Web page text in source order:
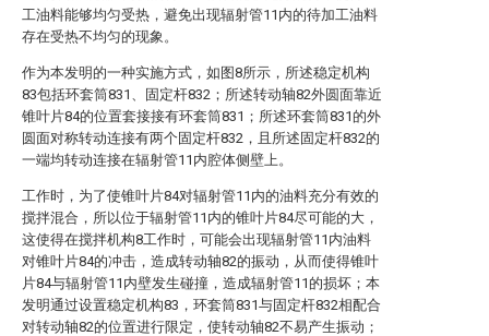
工油料能够均匀受热，避免出现辐射管11内的待加工油料
存在受热不均匀的现象。
作为本发明的一种实施方式，如图8所示，所述稳定机构
83包括环套筒831、固定杆832；所述转动轴82外圆面靠近
锥叶片84的位置套接接有环套筒831；所述环套筒831的外
圆面对称转动连接有两个固定杆832，且所述固定杆832的
一端均转动连接在辐射管11内腔体侧壁上。
工作时，为了使锥叶片84对辐射管11内的油料充分有效的
搅拌混合，所以位于辐射管11内的锥叶片84尽可能的大，
这使得在搅拌机构8工作时，可能会出现辐射管11内油料
对锥叶片84的冲击，造成转动轴82的振动，从而使得锥叶
片84与辐射管11内壁发生碰撞，造成辐射管11的损坏；本
发明通过设置稳定机构83，环套筒831与固定杆832相配合
对转动轴82的位置进行限定，使转动轴82不易产生振动；